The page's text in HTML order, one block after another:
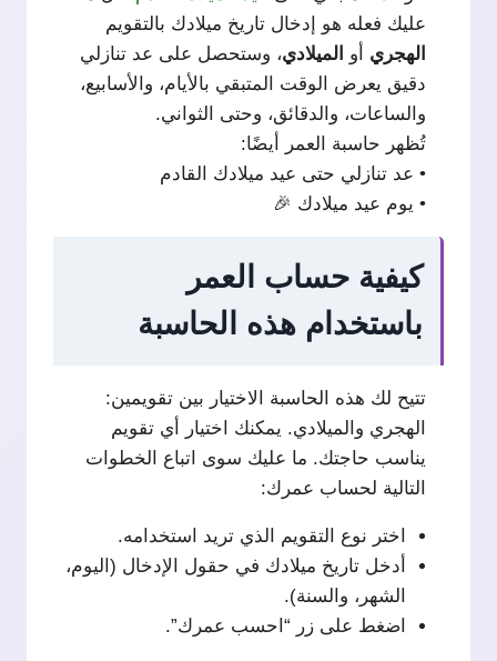
عليك فعله هو إدخال تاريخ ميلادك بالتقويم
الهجري أو الميلادي، وستحصل على عد تنازلي
دقيق يعرض الوقت المتبقي بالأيام، والأسابيع،
والساعات، والدقائق، وحتى الثواني.
تُظهر حاسبة العمر أيضًا:
• عد تنازلي حتى عيد ميلادك القادم
• يوم عيد ميلادك 🎉
كيفية حساب العمر
باستخدام هذه الحاسبة
تتيح لك هذه الحاسبة الاختيار بين تقويمين:
الهجري والميلادي. يمكنك اختيار أي تقويم
يناسب حاجتك. ما عليك سوى اتباع الخطوات
التالية لحساب عمرك:
اختر نوع التقويم الذي تريد استخدامه.
أدخل تاريخ ميلادك في حقول الإدخال (اليوم،
الشهر، والسنة).
اضغط على زر “احسب عمرك”.